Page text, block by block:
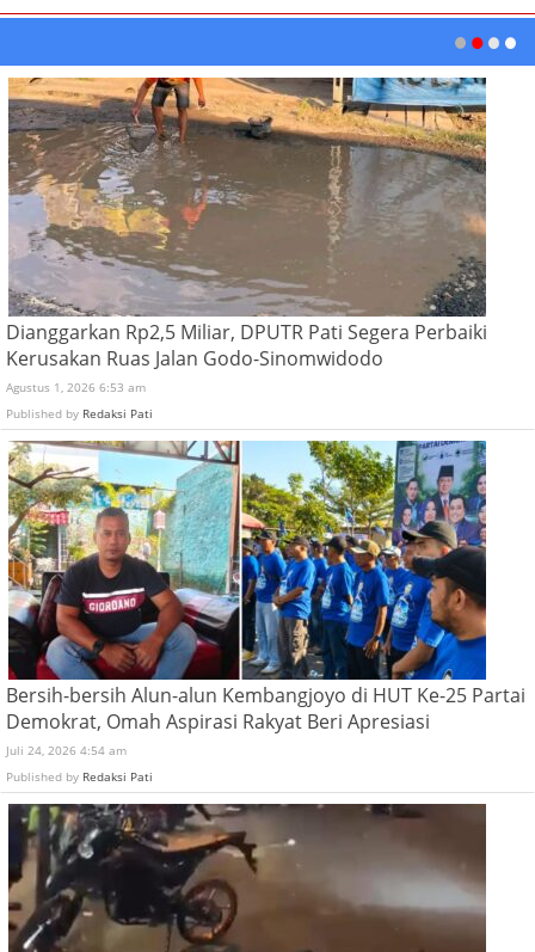
Dianggarkan Rp2,5 Miliar, DPUTR Pati Segera Perbaiki
Kerusakan Ruas Jalan Godo-Sinomwidodo
Agustus 1, 2026 6:53 am
Published by Redaksi Pati
Bersih-bersih Alun-alun Kembangjoyo di HUT Ke-25 Partai
Demokrat, Omah Aspirasi Rakyat Beri Apresiasi
Juli 24, 2026 4:54 am
Published by Redaksi Pati